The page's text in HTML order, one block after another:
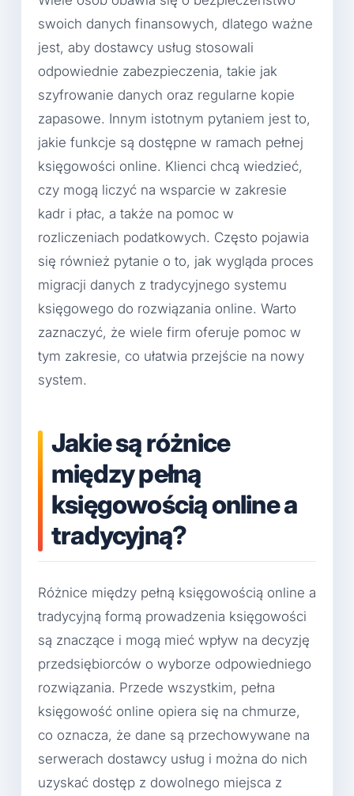
swoich danych finansowych, dlatego ważne
jest, aby dostawcy usług stosowali
odpowiednie zabezpieczenia, takie jak
szyfrowanie danych oraz regularne kopie
zapasowe. Innym istotnym pytaniem jest to,
jakie funkcje są dostępne w ramach pełnej
księgowości online. Klienci chcą wiedzieć,
czy mogą liczyć na wsparcie w zakresie
kadr i płac, a także na pomoc w
rozliczeniach podatkowych. Często pojawia
się również pytanie o to, jak wygląda proces
migracji danych z tradycyjnego systemu
księgowego do rozwiązania online. Warto
zaznaczyć, że wiele firm oferuje pomoc w
tym zakresie, co ułatwia przejście na nowy
system.
Jakie są różnice
między pełną
księgowością online a
tradycyjną?
Różnice między pełną księgowością online a
tradycyjną formą prowadzenia księgowości
są znaczące i mogą mieć wpływ na decyzję
przedsiębiorców o wyborze odpowiedniego
rozwiązania. Przede wszystkim, pełna
księgowość online opiera się na chmurze,
co oznacza, że dane są przechowywane na
serwerach dostawcy usług i można do nich
uzyskać dostęp z dowolnego miejsca z